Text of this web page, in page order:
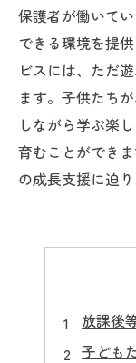
保護者が働いて
できる環境を提
ビスには、ただ
ます。子供たち
しながら学ぶ楽
育むことができ
の成長支援に迫り
放課後
子ども